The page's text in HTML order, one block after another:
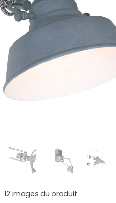
12 images du produit